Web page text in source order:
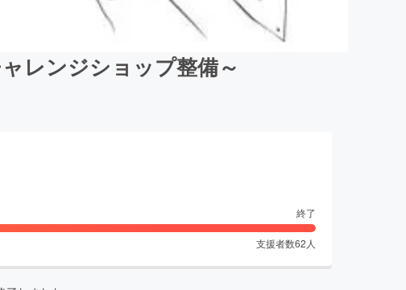
レンジショップ整備～
終了
支援者数62 人